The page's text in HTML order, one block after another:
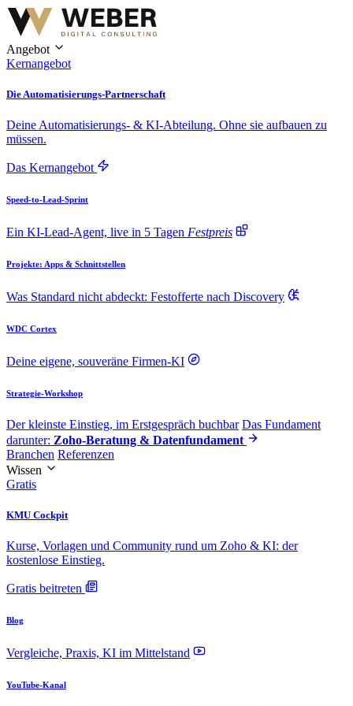
Angebot
Kernangebot
Die Automatisierungs-Partnerschaft
Deine Automatisierungs- & KI-Abteilung. Ohne sie aufbauen zu
müssen.
Das Kernangebot
Speed-to-Lead-Sprint
Ein KI-Lead-Agent, live in 5 Tagen Festpreis
Projekte: Apps & Schnittstellen
Was Standard nicht abdeckt: Festofferte nach Discovery
WDC Cortex
Deine eigene, souveräne Firmen-KI
Strategie-Workshop
Der kleinste Einstieg, im Erstgespräch buchbar Das Fundament
darunter: Zoho-Beratung & Datenfundament
Branchen Referenzen
Wissen
Gratis
KMU Cockpit
Kurse, Vorlagen und Community rund um Zoho & KI: der
kostenlose Einstieg.
Gratis beitreten
Blog
Vergleiche, Praxis, KI im Mittelstand
YouTube-Kanal